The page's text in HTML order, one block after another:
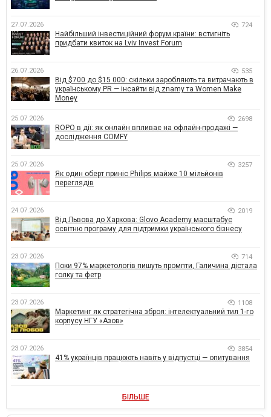
27.07.2026 724
Найбільший інвестиційний форум країни: встигніть
придбати квиток на Lviv Invest Forum
26.07.2026 535
Від $700 до $15 000: скільки заробляють та витрачають в
українському PR — інсайти від znamy та Women Make
Money
25.07.2026 2698
ROPO в дії: як онлайн впливає на офлайн-продажі —
дослідження COMFY
25.07.2026 3257
Як один оберт приніс Philips майже 10 мільйонів
переглядів
24.07.2026 2019
Від Львова до Харкова: Glovo Academy масштабує
освітню програму для підтримки українського бізнесу
23.07.2026 714
Поки 97% маркетологів пишуть промпти, Галичина дістала
голку та фетр
23.07.2026 1108
Маркетинг як стратегічна зброя: інтелектуальний тил 1-го
корпусу НГУ «Азов»
23.07.2026 3854
41% українців працюють навіть у відпустці — опитування
БІЛЬШЕ